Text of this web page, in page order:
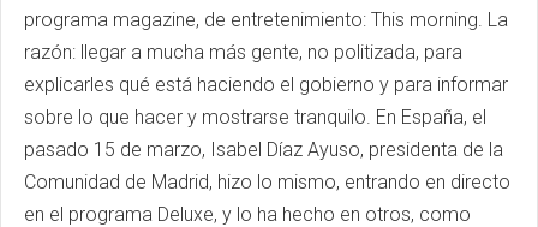
programa magazine, de entretenimiento: This morning. La
razón: llegar a mucha más gente, no politizada, para
explicarles qué está haciendo el gobierno y para informar
sobre lo que hacer y mostrarse tranquilo. En España, el
pasado 15 de marzo, Isabel Díaz Ayuso, presidenta de la
Comunidad de Madrid, hizo lo mismo, entrando en directo
en el programa Deluxe, y lo ha hecho en otros, como